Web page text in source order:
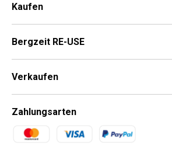
Kaufen
Bergzeit RE-USE
Verkaufen
Zahlungsarten
Zahlungsmethoden